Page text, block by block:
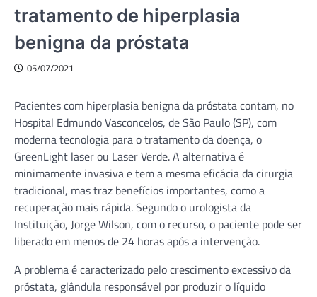
tratamento de hiperplasia
benigna da próstata
05/07/2021
Pacientes com hiperplasia benigna da próstata contam, no
Hospital Edmundo Vasconcelos, de São Paulo (SP), com
moderna tecnologia para o tratamento da doença, o
GreenLight laser ou Laser Verde. A alternativa é
minimamente invasiva e tem a mesma eficácia da cirurgia
tradicional, mas traz benefícios importantes, como a
recuperação mais rápida. Segundo o urologista da
Instituição, Jorge Wilson, com o recurso, o paciente pode ser
liberado em menos de 24 horas após a intervenção.
A problema é caracterizado pelo crescimento excessivo da
próstata, glândula responsável por produzir o líquido